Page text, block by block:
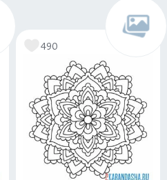
490